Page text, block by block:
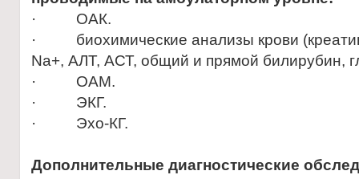
· ОАК.
· биохимические анализы крови
Na+, АЛТ, АСТ, общий и прямой билирубин,
· ОАМ.
· ЭКГ.
· Эхо-КГ.
Дополнительные диагностические